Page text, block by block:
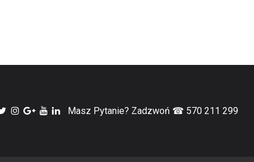
Masz Pytanie? Zadzwoń ☎ 570 211 299